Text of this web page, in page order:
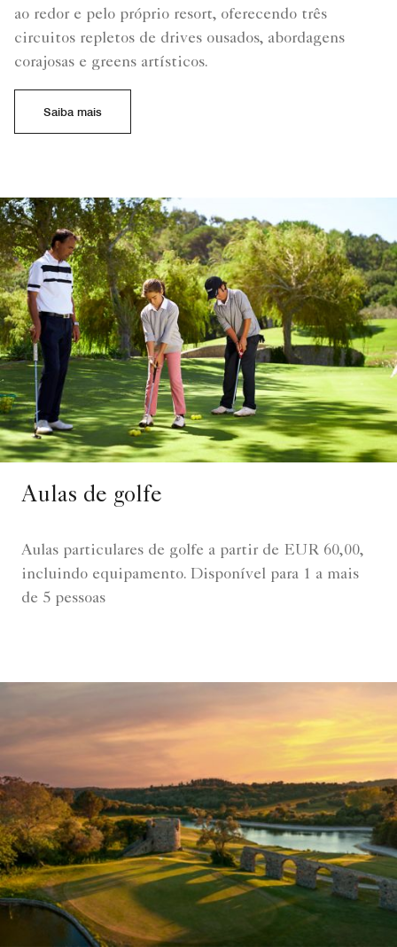
ao redor e pelo próprio resort, oferecendo três
circuitos repletos de drives ousados, abordagens
corajosas e greens artísticos.
Saiba mais
Aulas de golfe
Aulas particulares de golfe a partir de EUR 60,00,
incluindo equipamento. Disponível para 1 a mais
de 5 pessoas